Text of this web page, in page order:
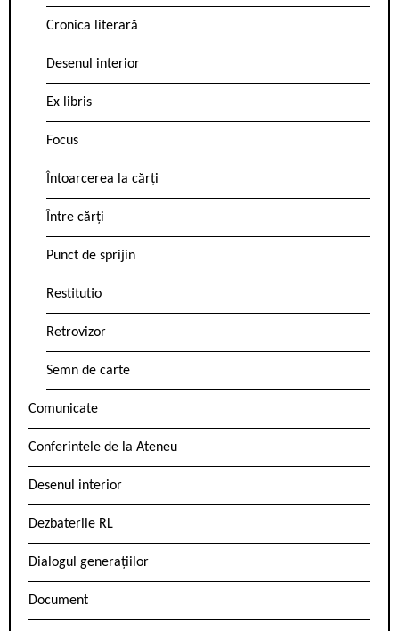
Cronica literară
Desenul interior
Ex libris
Focus
Întoarcerea la cărți
Între cărți
Punct de sprijin
Restitutio
Retrovizor
Semn de carte
Comunicate
Conferintele de la Ateneu
Desenul interior
Dezbaterile RL
Dialogul generațiilor
Document